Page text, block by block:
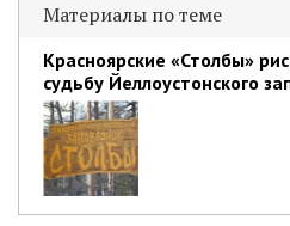
Материалы по теме
Красноярские «Столбы»
судьбу Йеллоустонского